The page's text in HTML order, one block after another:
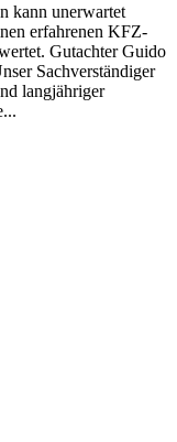
kann unerwartet
erfahrenen KFZ-
Gutachter Guido
Sachverständiger
langjähriger